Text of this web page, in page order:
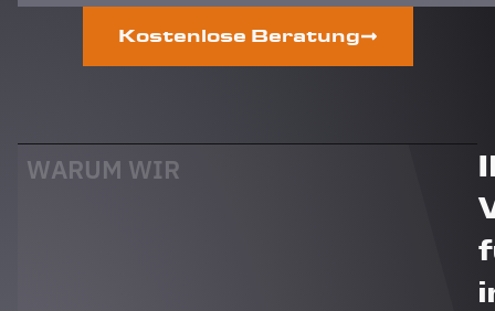
Abschied
sogar
Danke
Kostenlose Beratung
WARUM WIR